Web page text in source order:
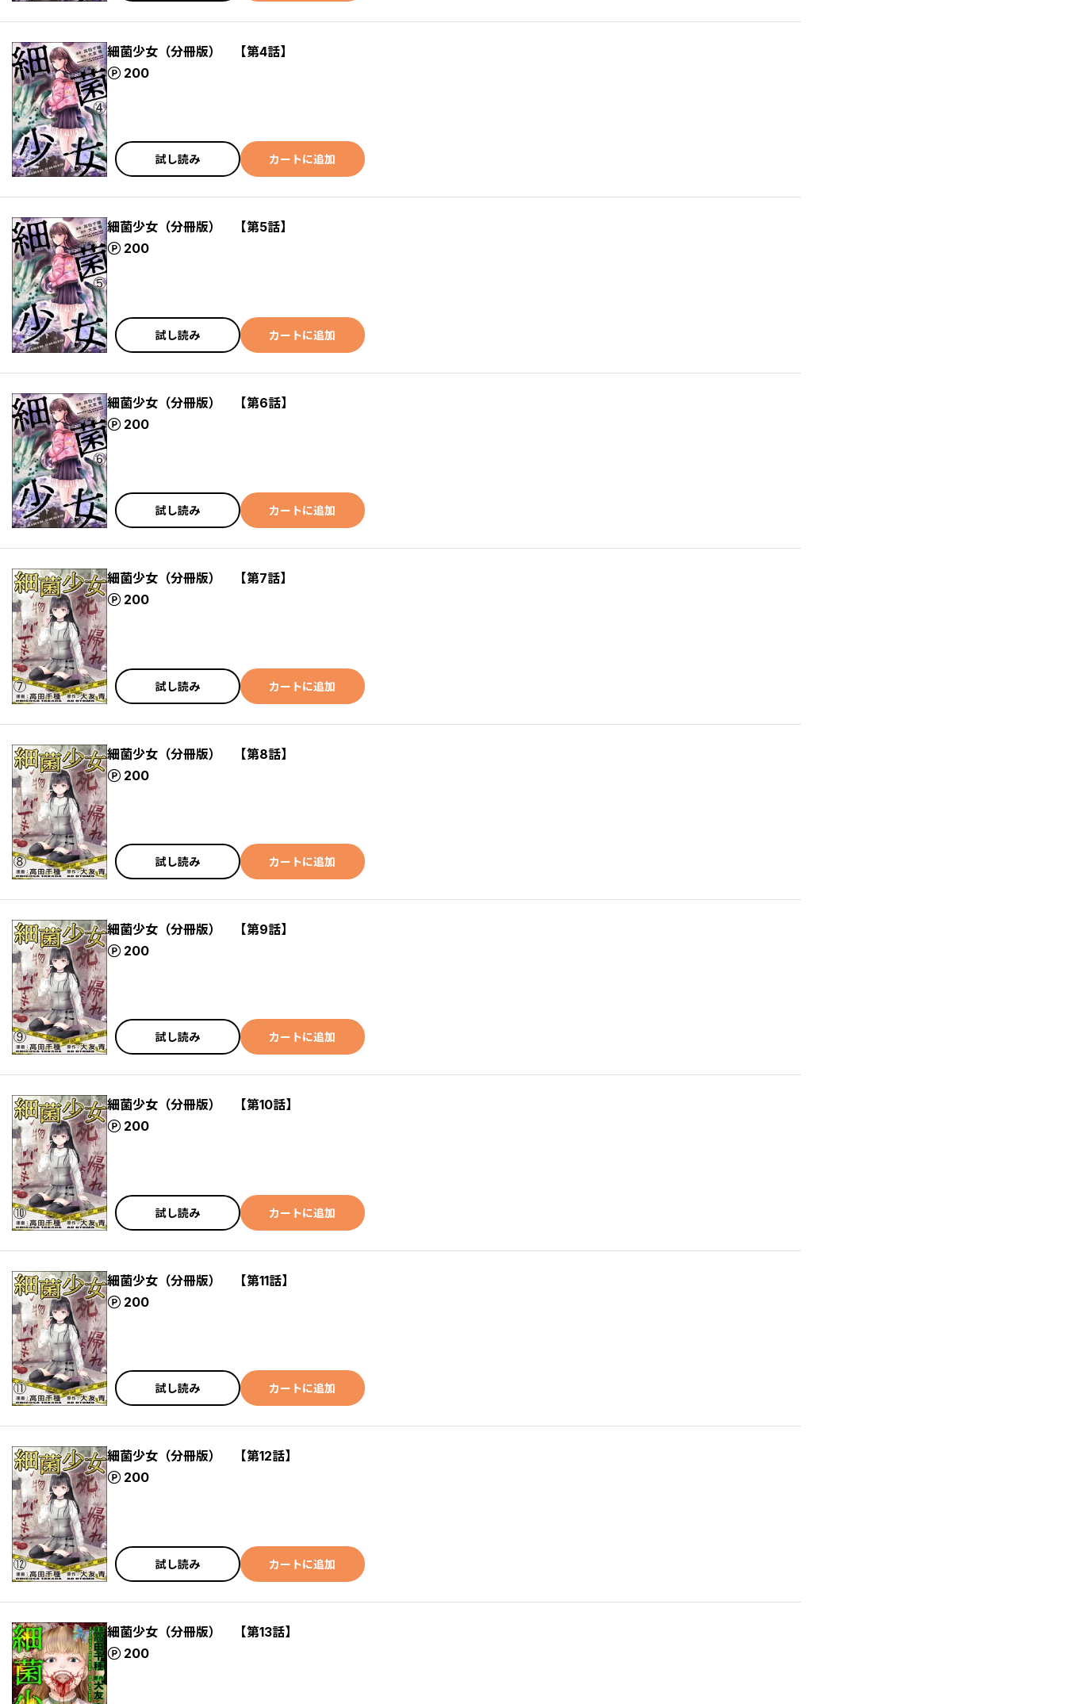
細菌少女（分冊版） 【第4話】
200
ポイント
試し読み カートに追加
細菌少女（分冊版） 【第5話】
200
ポイント
試し読み カートに追加
細菌少女（分冊版） 【第6話】
200
ポイント
試し読み カートに追加
細菌少女（分冊版） 【第7話】
200
ポイント
試し読み カートに追加
細菌少女（分冊版） 【第8話】
200
ポイント
試し読み カートに追加
細菌少女（分冊版） 【第9話】
200
ポイント
試し読み カートに追加
細菌少女（分冊版） 【第10話】
200
ポイント
試し読み カートに追加
細菌少女（分冊版） 【第11話】
200
ポイント
試し読み カートに追加
細菌少女（分冊版） 【第12話】
200
ポイント
試し読み カートに追加
細菌少女（分冊版） 【第13話】
200
ポイント